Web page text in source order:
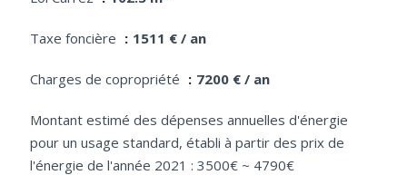
Taxe foncière 1511 € / an
Charges de copropriété 7200 € / an
Montant estimé des dépenses annuelles d'énergie
pour un usage standard, établi à partir des prix de
l'énergie de l'année 2021 : 3500€ ~ 4790€